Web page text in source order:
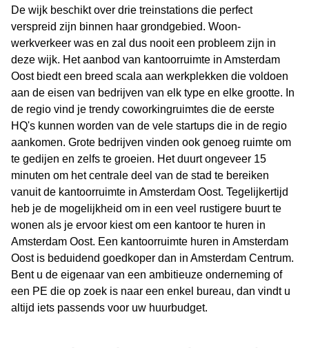
De wijk beschikt over drie treinstations die perfect
verspreid zijn binnen haar grondgebied. Woon-
werkverkeer was en zal dus nooit een probleem zijn in
deze wijk. Het aanbod van kantoorruimte in Amsterdam
Oost biedt een breed scala aan werkplekken die voldoen
aan de eisen van bedrijven van elk type en elke grootte. In
de regio vind je trendy coworkingruimtes die de eerste
HQ's kunnen worden van de vele startups die in de regio
aankomen. Grote bedrijven vinden ook genoeg ruimte om
te gedijen en zelfs te groeien. Het duurt ongeveer 15
minuten om het centrale deel van de stad te bereiken
vanuit de kantoorruimte in Amsterdam Oost. Tegelijkertijd
heb je de mogelijkheid om in een veel rustigere buurt te
wonen als je ervoor kiest om een kantoor te huren in
Amsterdam Oost. Een kantoorruimte huren in Amsterdam
Oost is beduidend goedkoper dan in Amsterdam Centrum.
Bent u de eigenaar van een ambitieuze onderneming of
een PE die op zoek is naar een enkel bureau, dan vindt u
altijd iets passends voor uw huurbudget.